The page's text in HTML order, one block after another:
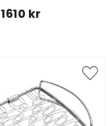
1610 kr